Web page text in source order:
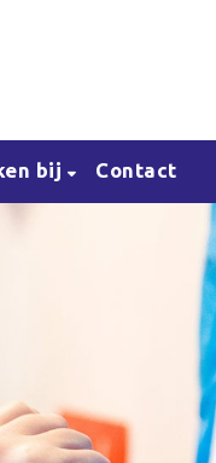
bij Contact